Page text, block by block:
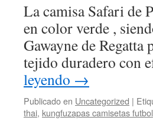
La camisa Safari de
en color verde ,
Gawayne de Regatta
tejido duradero con
leyendo →
Publicado en Uncategorized |
thai, kungfuzapas camisetas futbol